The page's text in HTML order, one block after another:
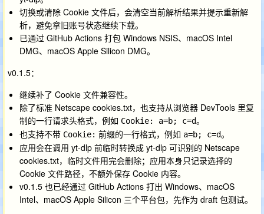
切换或清除 Cookie 文件后，会清空当前解析结果并提示重新解
析，避免拿旧账号状态继续下载。
已通过 GitHub Actions 打包 Windows NSIS、macOS Intel
DMG、macOS Apple Silicon DMG。
v0.1.5：
继续补了 Cookie 文件兼容性。
除了标准 Netscape cookies.txt，也支持从浏览器 DevTools 里复
制的一行请求头格式，例如 Cookie: a=b; c=d。
也支持不带 Cookie: 前缀的一行格式，例如 a=b; c=d。
应用会在调用 yt-dlp 前临时转换成 yt-dlp 可识别的 Netscape
cookies.txt，临时文件用完会删除；应用本身只记录选择的
Cookie 文件路径，不额外保存 Cookie 内容。
v0.1.5 也已经通过 GitHub Actions 打出 Windows、macOS
Intel、macOS Apple Silicon 三个平台包，先作为 draft 包测试。